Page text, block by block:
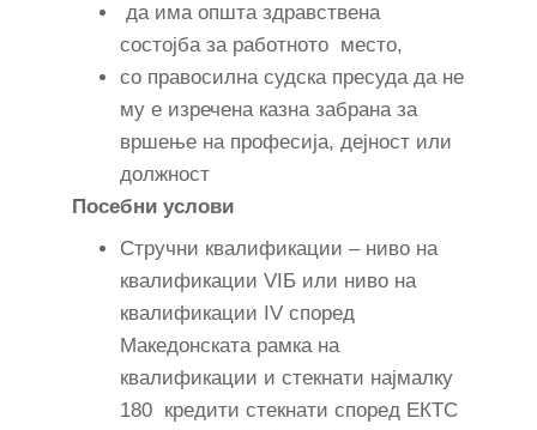
да има општа здравствена
состојба за работното место,
со правосилна судска пресуда да не
му е изречена казна забрана за
вршење на професија, дејност или
должност
Посебни услови
Стручни квалификации – ниво на
квалификации VIБ или ниво на
квалификации IV според
Македонската рамка на
квалификации и стекнати најмалку
180 кредити стекнати според ЕКТС